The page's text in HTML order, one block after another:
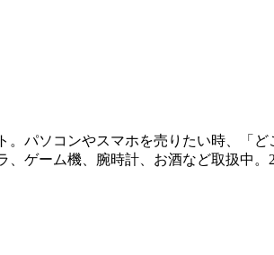
。パソコンやスマホを売りたい時、「
ゲーム機、腕時計、お酒など取扱中。